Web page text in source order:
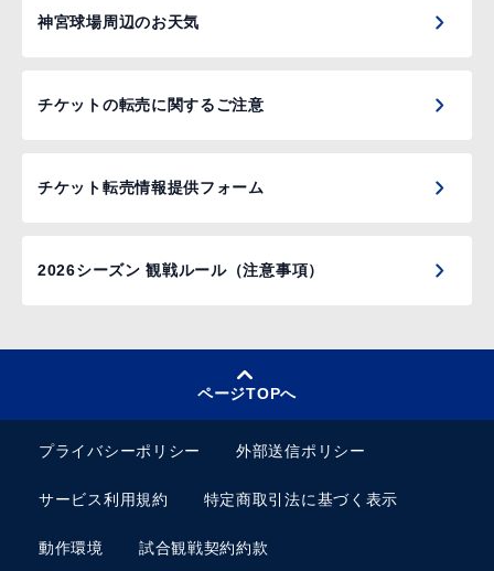
神宮球場周辺のお天気
チケットの転売に関するご注意
チケット転売情報提供フォーム
2026シーズン 観戦ルール（注意事項）
ページTOPへ
プライバシーポリシー 外部送信ポリシー
サービス利用規約 特定商取引法に基づく表示
動作環境 試合観戦契約約款